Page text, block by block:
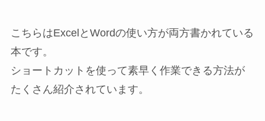
こちらはExcelとWordの使い方が両方書かれている
本です。
ショートカットを使って素早く作業できる方法が
たくさん紹介されています。